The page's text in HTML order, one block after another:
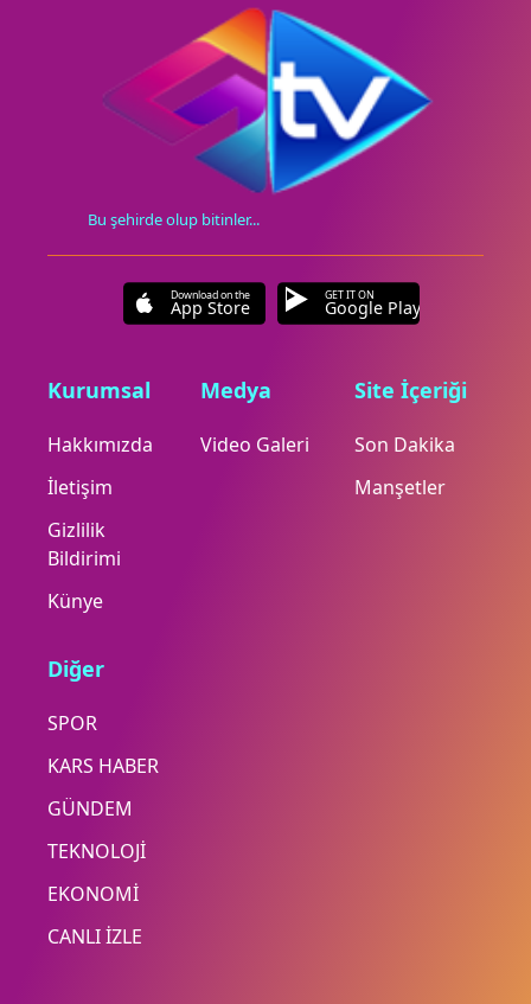
Bu şehirde olup bitinler...
Download on the
App Store
GET IT ON
Google Play
Kurumsal
Hakkımızda
İletişim
Gizlilik
Bildirimi
Künye
Medya
Video Galeri
Site İçeriği
Son Dakika
Manşetler
Diğer
SPOR
KARS HABER
GÜNDEM
TEKNOLOJİ
EKONOMİ
CANLI İZLE